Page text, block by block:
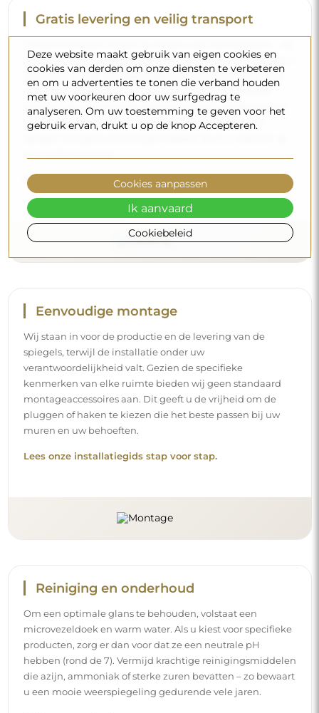
Gratis levering en veilig transport
zorgen ervoor dat de spiegel die u heeft besteld veilig bij u
aankomt, en dat volledig kosteloos. Wij beschikken over
ons eigen wagenpark en opgeleid personeel, daarom
kunnen wij u garanderen dat de spiegel in perfecte staat
aankomt, zonder bijkomende kosten. Zelfs als u een
Bekijk hoe wij onze spiegels verpakken.
Eenvoudige montage
Wij staan in voor de productie en de levering van de
spiegels, terwijl de installatie onder uw
verantwoordelijkheid valt. Gezien de specifieke
kenmerken van elke ruimte bieden wij geen standaard
montageaccessoires aan. Dit geeft u de vrijheid om de
pluggen of haken te kiezen die het beste passen bij uw
muren en uw behoeften.
Lees onze installatiegids stap voor stap.
Reiniging en onderhoud
Om een optimale glans te behouden, volstaat een
microvezeldoek en warm water. Als u kiest voor specifieke
producten, zorg er dan voor dat ze een neutrale pH
hebben (rond de 7). Vermijd krachtige reinigingsmiddelen
die azijn, ammoniak of sterke zuren bevatten – zo bewaart
u een mooie weerspiegeling gedurende vele jaren.
Deze website maakt gebruik van eigen cookies en
cookies van derden om onze diensten te verbeteren
en om u advertenties te tonen die verband houden
met uw voorkeuren door uw surfgedrag te
analyseren. Om uw toestemming te geven voor het
gebruik ervan, drukt u op de knop Accepteren.
Cookiebeleid
Cookies aanpassen
Ik aanvaard